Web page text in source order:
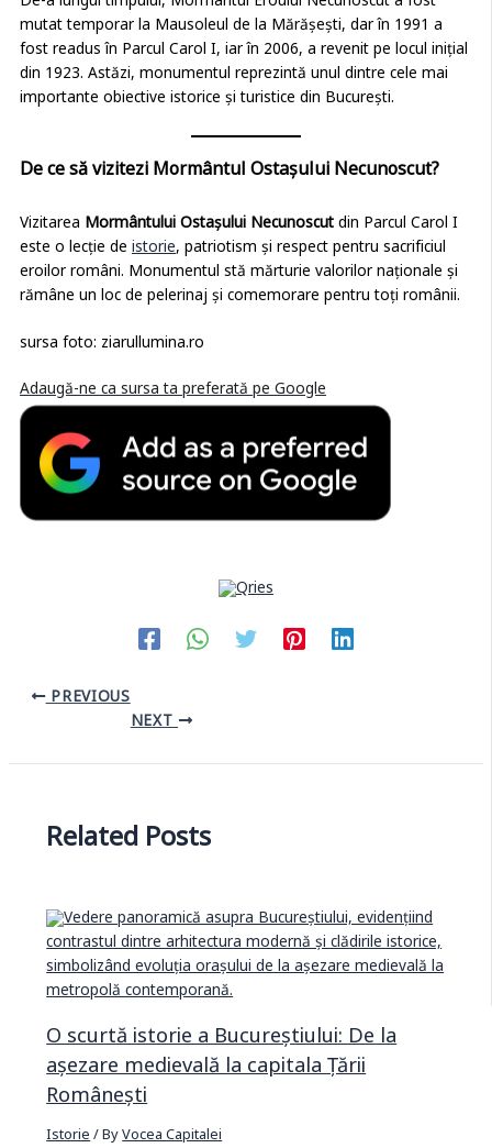
De-a lungul timpului, Mormântul Eroului Necunoscut a fost
mutat temporar la Mausoleul de la Mărășești, dar în 1991 a
fost readus în Parcul Carol I, iar în 2006, a revenit pe locul inițial
din 1923. Astăzi, monumentul reprezintă unul dintre cele mai
importante obiective istorice și turistice din București.
De ce să vizitezi Mormântul Ostașului Necunoscut?
Vizitarea Mormântului Ostașului Necunoscut din Parcul Carol I
este o lecție de istorie, patriotism și respect pentru sacrificiul
eroilor români. Monumentul stă mărturie valorilor naționale și
rămâne un loc de pelerinaj și comemorare pentru toți românii.
sursa foto: ziarullumina.ro
Adaugă-ne ca sursa ta preferată pe Google
PREVIOUS
NEXT
Related Posts
O scurtă istorie a Bucureștiului: De la
așezare medievală la capitala Țării
Românești
Istorie/ ByVocea Capitalei